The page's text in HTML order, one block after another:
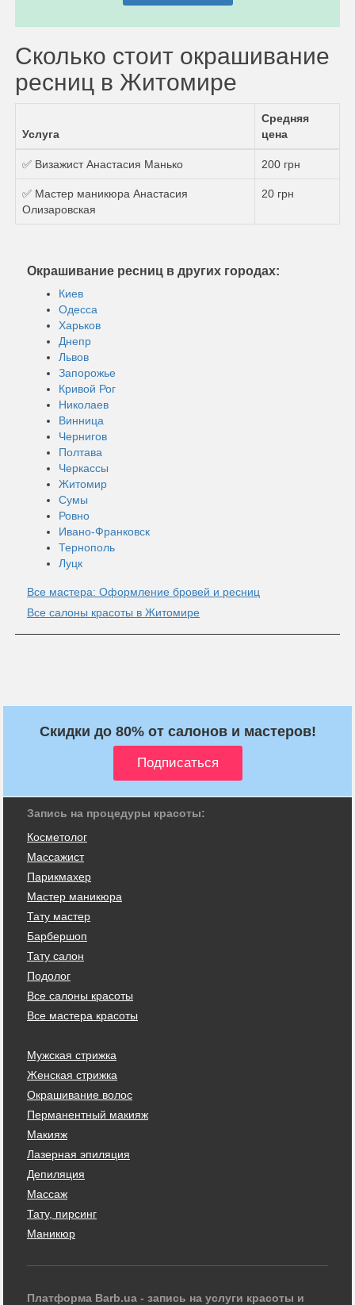
Сколько стоит окрашивание
ресниц в Житомире
Услуга
Средняя
цена
✅ Визажист Анастасия Манько 200 грн
✅ Мастер маникюра Анастасия
Олизаровская
20 грн
Окрашивание ресниц в других городах:
Киев
Одесса
Харьков
Днепр
Львов
Запорожье
Кривой Рог
Николаев
Винница
Чернигов
Полтава
Черкассы
Житомир
Сумы
Ровно
Ивано-Франковск
Тернополь
Луцк
Все мастера: Оформление бровей и ресниц
Все салоны красоты в Житомире
Скидки до 80% от салонов и мастеров!
Запись на процедуры красоты:
Косметолог
Массажист
Парикмахер
Мастер маникюра
Тату мастер
Барбершоп
Тату салон
Подолог
Все салоны красоты
Все мастера красоты
Мужская стрижка
Женская стрижка
Окрашивание волос
Перманентный макияж
Макияж
Лазерная эпиляция
Депиляция
Массаж
Тату, пирсинг
Маникюр
Платформа Barb.ua - запись на услуги красоты и